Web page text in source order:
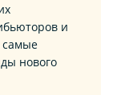
и
самые
нового